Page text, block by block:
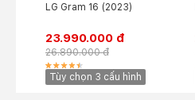
LG Gram 16 (2023)
23.990.000 đ
26.890.000 đ
Tùy chọn 3 cấu hình